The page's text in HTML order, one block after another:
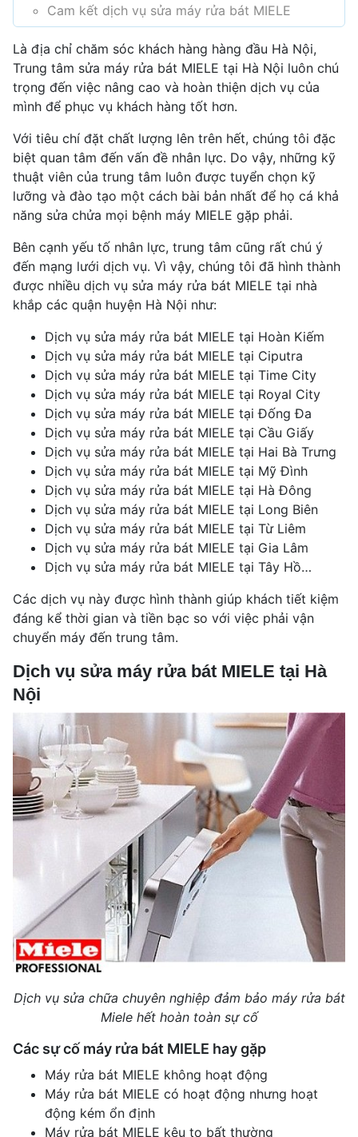
Cam kết dịch vụ sửa máy rửa bát MIELE
Là địa chỉ chăm sóc khách hàng hàng đầu Hà Nội,
Trung tâm sửa máy rửa bát MIELE tại Hà Nội luôn chú
trọng đến việc nâng cao và hoàn thiện dịch vụ của
mình để phục vụ khách hàng tốt hơn.
Với tiêu chí đặt chất lượng lên trên hết, chúng tôi đặc
biệt quan tâm đến vấn đề nhân lực. Do vậy, những kỹ
thuật viên của trung tâm luôn được tuyển chọn kỹ
lưỡng và đào tạo một cách bài bản nhất để họ cá khả
năng sửa chửa mọi bệnh máy MIELE gặp phải.
Bên cạnh yếu tố nhân lực, trung tâm cũng rất chú ý
đến mạng lưới dịch vụ. Vì vậy, chúng tôi đã hình thành
được nhiều dịch vụ sửa máy rửa bát MIELE tại nhà
khắp các quận huyện Hà Nội như:
Dịch vụ sửa máy rửa bát MIELE tại Hoàn Kiếm
Dịch vụ sửa máy rửa bát MIELE tại Ciputra
Dịch vụ sửa máy rửa bát MIELE tại Time City
Dịch vụ sửa máy rửa bát MIELE tại Royal City
Dịch vụ sửa máy rửa bát MIELE tại Đống Đa
Dịch vụ sửa máy rửa bát MIELE tại Cầu Giấy
Dịch vụ sửa máy rửa bát MIELE tại Hai Bà Trưng
Dịch vụ sửa máy rửa bát MIELE tại Mỹ Đình
Dịch vụ sửa máy rửa bát MIELE tại Hà Đông
Dịch vụ sửa máy rửa bát MIELE tại Long Biên
Dịch vụ sửa máy rửa bát MIELE tại Từ Liêm
Dịch vụ sửa máy rửa bát MIELE tại Gia Lâm
Dịch vụ sửa máy rửa bát MIELE tại Tây Hồ…
Các dịch vụ này được hình thành giúp khách tiết kiệm
đáng kể thời gian và tiền bạc so với việc phải vận
chuyển máy đến trung tâm.
Dịch vụ sửa máy rửa bát MIELE tại Hà
Nội
Dịch vụ sửa chữa chuyên nghiệp đảm bảo máy rửa bát
Miele hết hoàn toàn sự cố
Các sự cố máy rửa bát MIELE hay gặp
Máy rửa bát MIELE không hoạt động
Máy rửa bát MIELE có hoạt động nhưng hoạt
động kém ổn định
Máy rửa bát MIELE kêu to bất thường